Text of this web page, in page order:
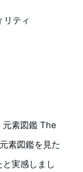
リティ
元素図鑑 The
素図鑑を見た
実感しまし